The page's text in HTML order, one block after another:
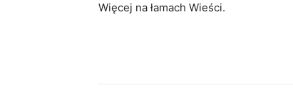
Więcej na łamach Wieści.